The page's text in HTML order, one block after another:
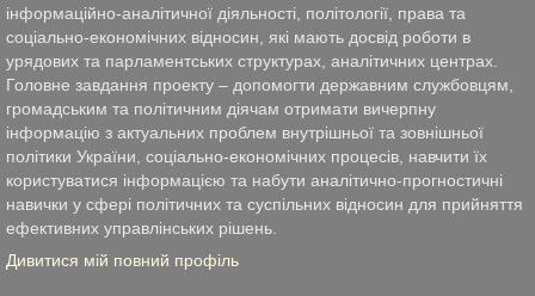
інформаційно-аналітичної діяльності, політології, права та
соціально-економічних відносин, які мають досвід роботи в
урядових та парламентських структурах, аналітичних центрах.
Головне завдання проекту – допомогти державним службовцям,
громадським та політичним діячам отримати вичерпну
інформацію з актуальних проблем внутрішньої та зовнішньої
політики України, соціально-економічних процесів, навчити їх
користуватися інформацією та набути аналітично-прогностичні
навички у сфері політичних та суспільних відносин для прийняття
ефективних управлінських рішень.
Дивитися мій повний профіль